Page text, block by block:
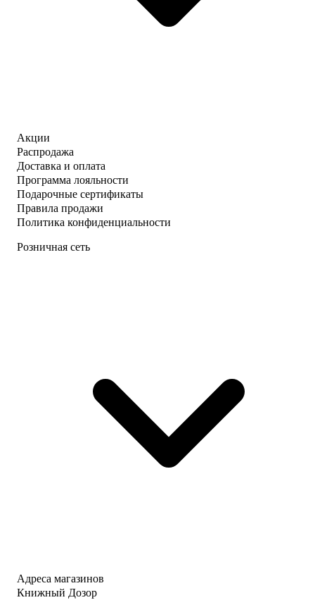
Акции
Распродажа
Доставка и оплата
Программа лояльности
Подарочные сертификаты
Правила продажи
Политика конфиденциальности
Розничная сеть
Адреса магазинов
Книжный Дозор